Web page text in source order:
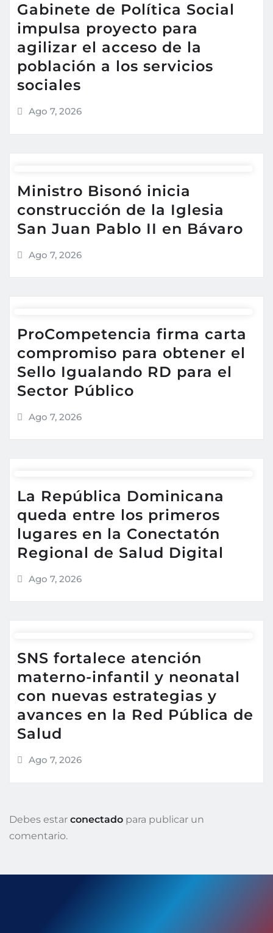
Gabinete de Política Social
impulsa proyecto para
agilizar el acceso de la
población a los servicios
sociales
Ago 7, 2026
Ministro Bisonó inicia
construcción de la Iglesia
San Juan Pablo II en Bávaro
Ago 7, 2026
ProCompetencia firma carta
compromiso para obtener el
Sello Igualando RD para el
Sector Público
Ago 7, 2026
La República Dominicana
queda entre los primeros
lugares en la Conectatón
Regional de Salud Digital
Ago 7, 2026
SNS fortalece atención
materno-infantil y neonatal
con nuevas estrategias y
avances en la Red Pública de
Salud
Ago 7, 2026
Debes estar conectado para publicar un
comentario.